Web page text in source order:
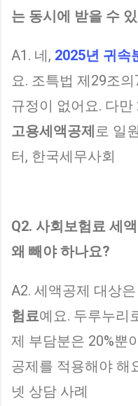
는 동시에 받을 수
A1. 네, 2025년 귀속
요. 조특법 제29조
규정이 없어요. 다
고용세액공제 로 일
터, 한국세무사회
Q2. 사회보험료 세
왜 빼야 하나요?
A2. 세액공제 대상은
험료예요. 두루누리
제 부담분은 20%뿐
공제를 적용해야 해
넷 상담 사례